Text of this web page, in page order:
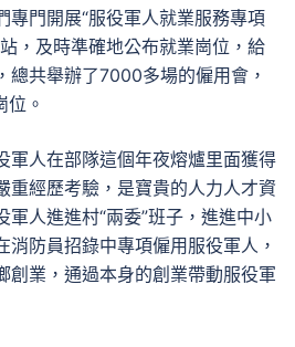
專門開展“服役軍人就業服務專項
，及時準確地公布就業崗位，給
總共舉辦了7000多場的僱用會，
。
軍人在部隊這個年夜熔爐里面獲得
重經歷考驗，是寶貴的人力人才資
軍人進進村“兩委”班子，進進中小
消防員招錄中專項僱用服役軍人，
創業，通過本身的創業帶動服役軍